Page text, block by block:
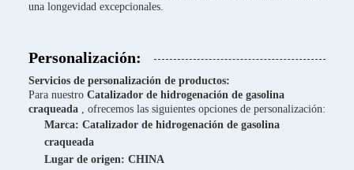
una longevidad excepcionales.
Personalización:
Servicios de personalización de productos:
Para nuestro Catalizador de hidrogenación de gasolina
craqueada , ofrecemos las siguientes opciones de personalización:
Marca: Catalizador de hidrogenación de gasolina
craqueada
Lugar de origen: CHINA